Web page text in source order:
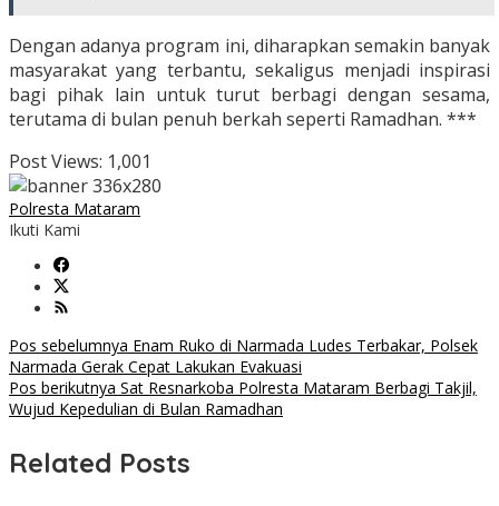
Dengan adanya program ini, diharapkan semakin banyak
masyarakat yang terbantu, sekaligus menjadi inspirasi
bagi pihak lain untuk turut berbagi dengan sesama,
terutama di bulan penuh berkah seperti Ramadhan. ***
Post Views: 1,001
Polresta Mataram
Ikuti Kami
Navigasi
pos
Pos sebelumnya Enam Ruko di Narmada Ludes Terbakar, Polsek
Narmada Gerak Cepat Lakukan Evakuasi
Pos berikutnya Sat Resnarkoba Polresta Mataram Berbagi Takjil,
Wujud Kepedulian di Bulan Ramadhan
Related Posts